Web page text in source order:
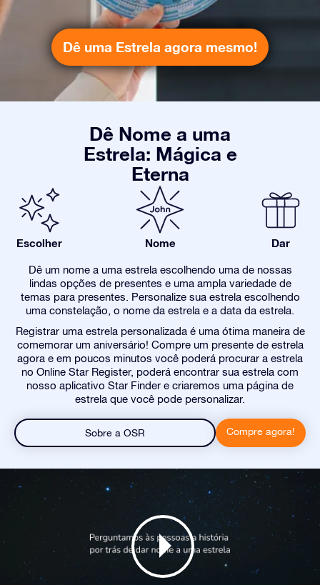
Dê uma Estrela agora mesmo!
Dê Nome a uma
Estrela: Mágica e
Eterna
Escolher Nome Dar
Dê um nome a uma estrela escolhendo uma de nossas
lindas opções de presentes e uma ampla variedade de
temas para presentes. Personalize sua estrela escolhendo
uma constelação, o nome da estrela e a data da estrela.
Registrar uma estrela personalizada é uma ótima maneira de
comemorar um aniversário! Compre um presente de estrela
agora e em poucos minutos você poderá procurar a estrela
no Online Star Register, poderá encontrar sua estrela com
nosso aplicativo Star Finder e criaremos uma página de
estrela que você pode personalizar.
Sobre a OSR Compre agora!